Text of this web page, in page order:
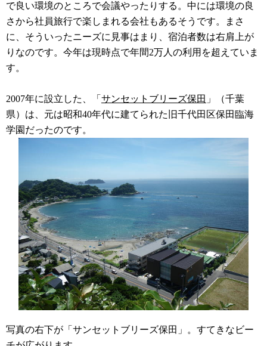
で良い環境のところで会議やったりする。中には環境の良
さから社員旅行で楽しまれる会社もあるそうです。まさ
に、そういったニーズに見事はまり、宿泊者数は右肩上が
りなのです。今年は現時点で年間2万人の利用を超えていま
す。
2007年に設立した、「 サンセットブリーズ保田 」（千葉
県）は、元は昭和40年代に建てられた旧千代田区保田臨海
学園だったのです。
写真の右下が「サンセットブリーズ保田」。すてきなビー